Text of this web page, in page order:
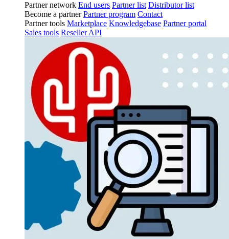
Partner network End users Partner list Distributor list
Become a partner Partner program Contact
Partner tools Marketplace Knowledgebase Partner portal
Sales tools Reseller API